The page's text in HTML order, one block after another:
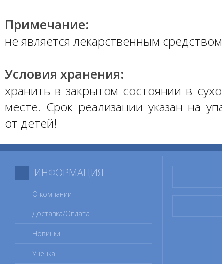
Примечание:
не является лекарственным
Условия хранения:
хранить в закрытом состоянии в
месте. Срок реализации указан на
от детей!
ИНФОРМАЦИЯ
О компании
Доставка/Оплата
Новинки
Уценка